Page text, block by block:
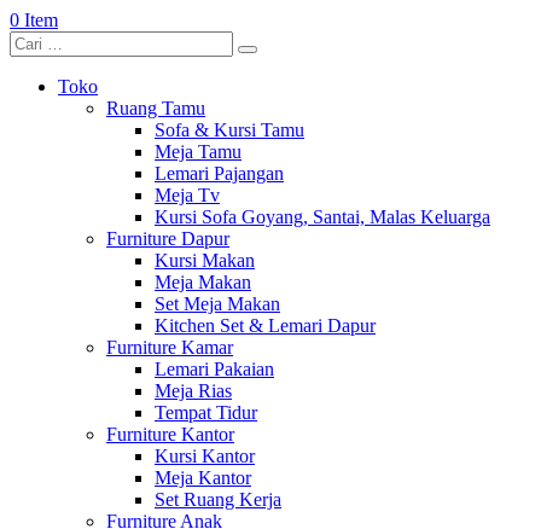
0 Item
Toko
Ruang Tamu
Sofa & Kursi Tamu
Meja Tamu
Lemari Pajangan
Meja Tv
Kursi Sofa Goyang, Santai, Malas Keluarga
Furniture Dapur
Kursi Makan
Meja Makan
Set Meja Makan
Kitchen Set & Lemari Dapur
Furniture Kamar
Lemari Pakaian
Meja Rias
Tempat Tidur
Furniture Kantor
Kursi Kantor
Meja Kantor
Set Ruang Kerja
Furniture Anak